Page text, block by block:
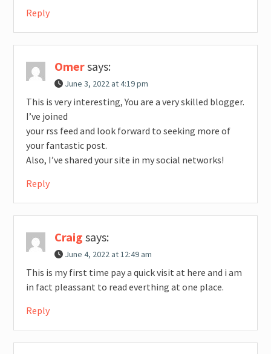
Reply
Omersays:
June 3, 2022 at 4:19 pm
This is very interesting, You are a very skilled blogger.
I’ve joined
your rss feed and look forward to seeking more of
your fantastic post.
Also, I’ve shared your site in my social networks!
Reply
Craig says:
June 4, 2022 at 12:49 am
This is my first time pay a quick visit at here and i am
in fact pleassant to read everthing at one place.
Reply